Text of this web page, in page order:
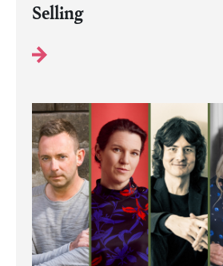
Selling